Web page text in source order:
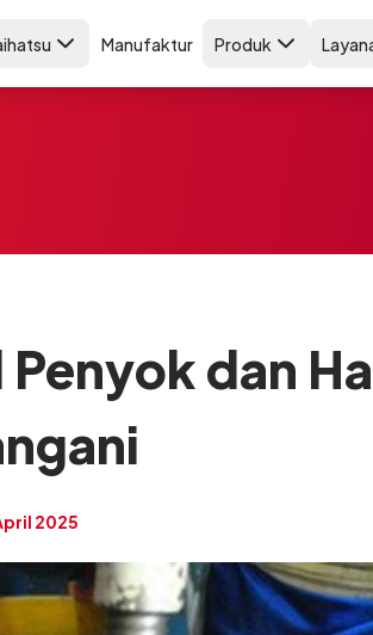
Manufaktur Produk
dan
2025